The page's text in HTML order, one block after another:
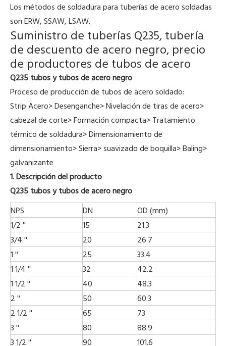
Los métodos de soldadura para tuberías de acero soldadas
son ERW, SSAW, LSAW.
Suministro de tuberías Q235, tubería
de descuento de acero negro, precio
de productores de tubos de acero
Q235 tubos y tubos de acero negro
Proceso de producción de tubos de acero soldado:
Strip Acero> Desenganche> Nivelación de tiras de acero>
cabezal de corte> Formación compacta> Tratamiento
térmico de soldadura> Dimensionamiento de
dimensionamiento> Sierra> suavizado de boquilla> Baling>
galvanizante
1. Descripción del producto
Q235 tubos y tubos de acero negro
NPS
DN
OD (mm)
1/2 ''
15
21.3
3/4 ''
20
26.7
1 ''
25
33.4
1 1/4 ''
32
42.2
1 1/2 ''
40
48.3
2 ''
50
60.3
2 1/2 ''
65
73
3 ''
80
88.9
3 1/2 ''
90 101.6